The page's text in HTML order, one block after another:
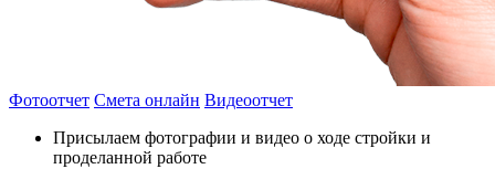
Фотоотчет Смета онлайн Видеоотчет
Присылаем фотографии и видео о ходе стройки и
проделанной работе